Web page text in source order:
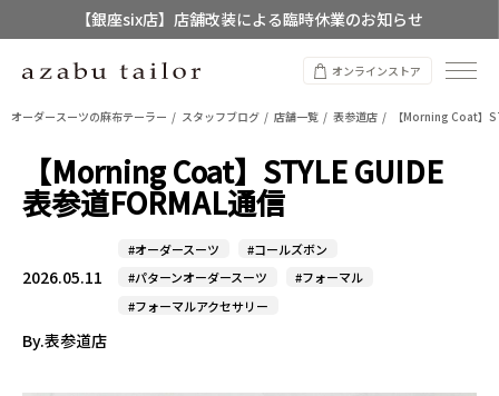
【店舗限定】レディースオーダースーツ
8/12~8/16 夏季休業のお知らせオンラインストア
オーダースーツの麻布テーラー スタッフブログ 店舗一覧 表参道店 【Morning Coat】
【Morning Coat】STYLE GUIDE
表参道FORMAL通信
2026.05.11
#オーダースーツ
#コールズボン
#パターンオーダースーツ
#フォーマル
#フォーマルアクセサリー
By.表参道店